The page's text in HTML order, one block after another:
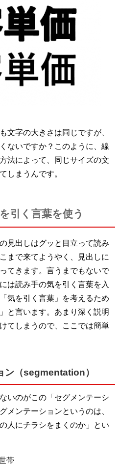
文字の大きさは同じですが、
ないですか？このように、線
法によって、同じサイズの文
しまうんです。
引く言葉を使う
見出しはグッと目立って読み
まで来てようやく、見出しに
てきます。言うまでもないで
は読み手の気を引く言葉を入
気を引く言葉」を考えるため
と言います。あまり深く説明
てしまうので、ここでは簡単
ン（segmentation）
いのがこの「セグメンテーシ
メンテーションというのは、
人にチラシをまくのか」とい
帯